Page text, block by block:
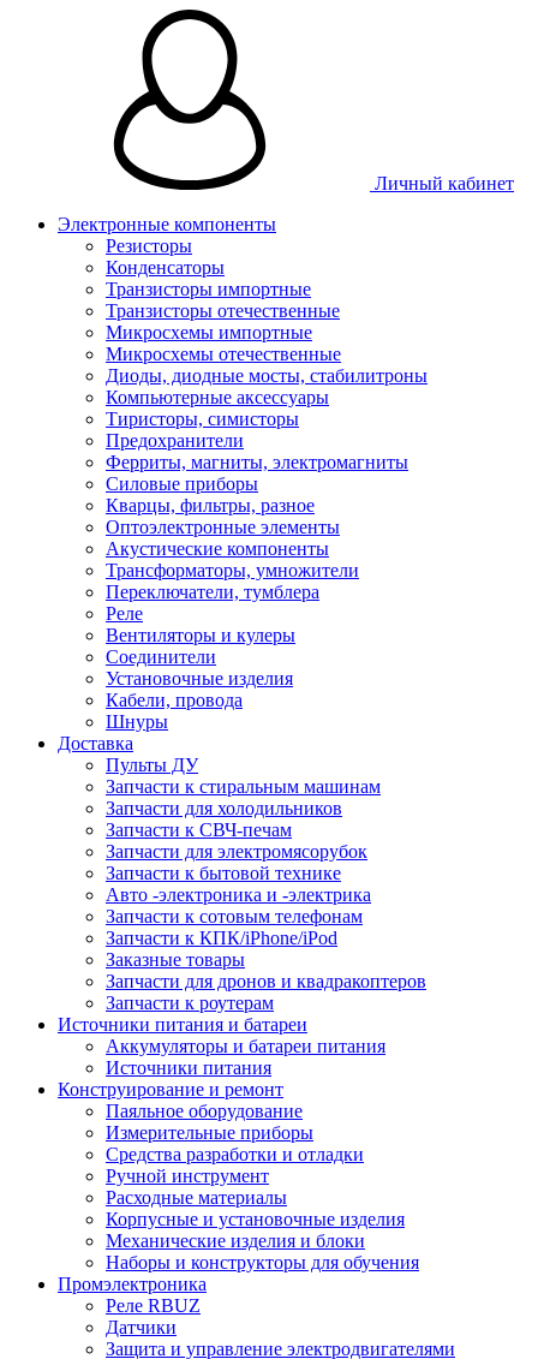
Личный кабинет
Электронные компоненты
Резисторы
Конденсаторы
Транзисторы импортные
Транзисторы отечественные
Микросхемы импортные
Микросхемы отечественные
Диоды, диодные мосты, стабилитроны
Компьютерные аксессуары
Тиристоры, симисторы
Предохранители
Ферриты, магниты, электромагниты
Силовые приборы
Кварцы, фильтры, разное
Оптоэлектронные элементы
Акустические компоненты
Трансформаторы, умножители
Переключатели, тумблера
Реле
Вентиляторы и кулеры
Соединители
Установочные изделия
Кабели, провода
Шнуры
Доставка
Пульты ДУ
Запчасти к стиральным машинам
Запчасти для холодильников
Запчасти к СВЧ-печам
Запчасти для электромясорубок
Запчасти к бытовой технике
Авто -электроника и -электрика
Запчасти к сотовым телефонам
Запчасти к КПК/iPhone/iPod
Заказные товары
Запчасти для дронов и квадракоптеров
Запчасти к роутерам
Источники питания и батареи
Аккумуляторы и батареи питания
Источники питания
Конструирование и ремонт
Паяльное оборудование
Измерительные приборы
Средства разработки и отладки
Ручной инструмент
Расходные материалы
Корпусные и установочные изделия
Механические изделия и блоки
Наборы и конструкторы для обучения
Промэлектроника
Реле RBUZ
Датчики
Защита и управление электродвигателями